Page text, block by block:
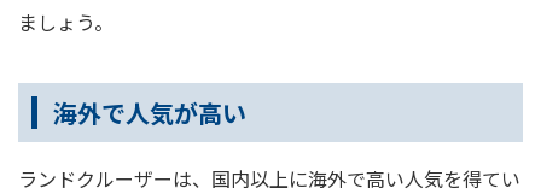
ましょう。
海外で人気が高い
ランドクルーザーは、国内以上に海外で高い人気を得てい